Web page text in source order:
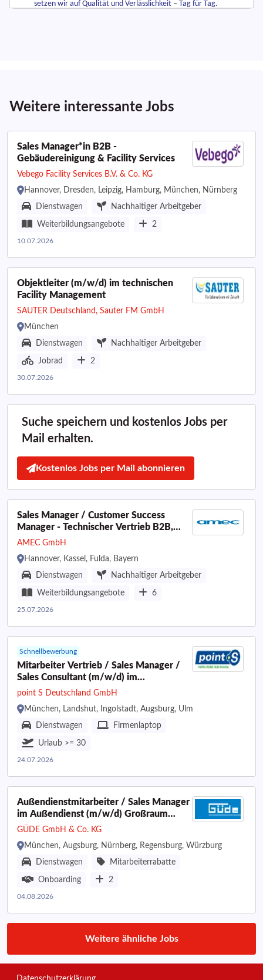
Weitere interessante Jobs
Sales Manager*in B2B -
Gebäudereinigung & Facility Services
Vebego Facility Services B.V. & Co. KG
Hannover, Dresden, Leipzig, Hamburg, München, Nürnberg
Dienstwagen
Nachhaltiger Arbeitgeber
Weiterbildungsangebote 2
10.07.2026
Objektleiter (m/w/d) im technischen
Facility Management
SAUTER Deutschland, Sauter FM GmbH
München
Dienstwagen
Nachhaltiger Arbeitgeber
Jobrad 2
30.07.2026
Suche speichern und kostenlos Jobs per
Mail erhalten.
Kostenlos Jobs per Mail abonnieren
Sales Manager / Customer Success
Manager - Technischer Vertrieb B2B,
elektronische Bauelemente (m/w/d)
AMEC GmbH
Hannover, Kassel, Fulda, Bayern
Dienstwagen
Nachhaltiger Arbeitgeber
Weiterbildungsangebote 6
25.07.2026
Schnellbewerbung
Mitarbeiter Vertrieb / Sales Manager /
Sales Consultant (m/w/d) im
Außendienst für Postleitzahlbereich 8
point S Deutschland GmbH
München, Landshut, Ingolstadt, Augsburg, Ulm
Dienstwagen
Firmenlaptop
Urlaub >= 30
24.07.2026
Außendienstmitarbeiter / Sales Manager
im Außendienst (m/w/d) Großraum
München, Würzburg, Regensburg,
GÜDE GmbH & Co. KG
München, Augsburg, Nürnberg, Regensburg, Würzburg
Dienstwagen
Mitarbeiterrabatte
Onboarding 2
04.08.2026
Weitere ähnliche Jobs